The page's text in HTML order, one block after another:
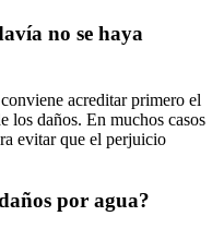
no se haya
acreditar primero el
los daños. En muchos casos
evitar que el perjuicio
por agua?